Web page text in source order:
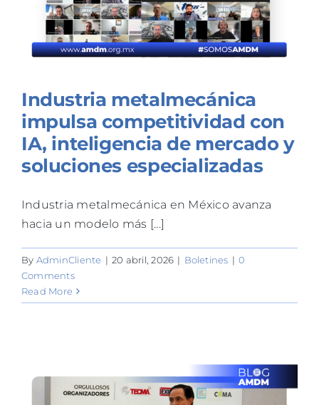
Industria metalmecánica
impulsa competitividad con
IA, inteligencia de mercado y
soluciones especializadas
Industria metalmecánica en México avanza
hacia un modelo más [...]
By AdminCliente | 20 abril, 2026 | Boletines | 0
Comments
Read More